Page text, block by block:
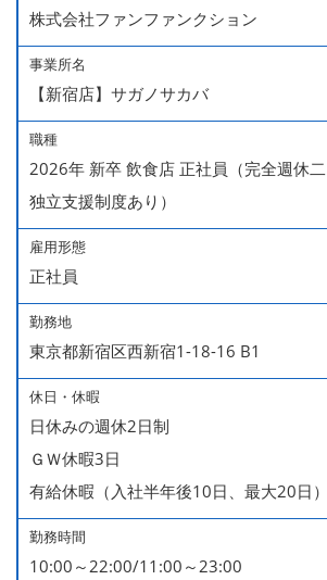
株式会社ファンファンクション
事業所名
【新宿店】サガノサカバ
職種
2026年 新卒 飲食店 正社員（完全週休二
独立支援制度あり）
雇用形態
正社員
勤務地
東京都新宿区西新宿1-18-16 B1
休日・休暇
日休みの週休2日制
ＧＷ休暇3日
有給休暇（入社半年後10日、最大20日
勤務時間
10:00～22:00/11:00～23:00